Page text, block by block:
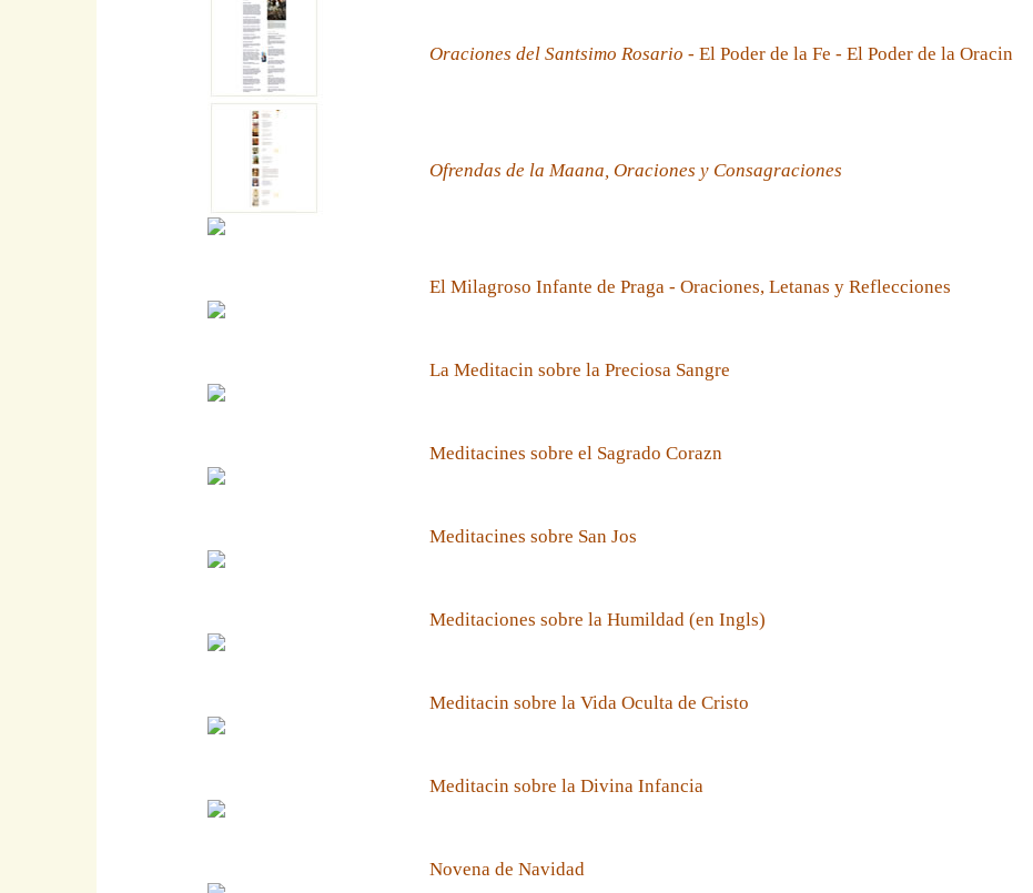
Oraciones del Santsimo Rosario - El Poder de la Fe - El Poder de la Oracin
Ofrendas de la Maana, Oraciones y Consagraciones
El Milagroso Infante de Praga - Oraciones, Letanas y Reflecciones
La Meditacin sobre la Preciosa Sangre
Meditacines sobre el Sagrado Corazn
Meditacines sobre San Jos
Meditaciones sobre la Humildad (en Ingls)
Meditacin sobre la Vida Oculta de Cristo
Meditacin sobre la Divina Infancia
Novena de Navidad